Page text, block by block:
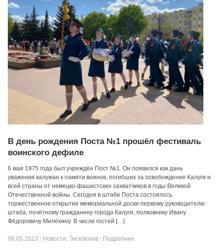
В день рождения Поста №1 прошёл фестиваль
воинского дефиле
6 мая 1975 года был учреждён Пост №1. Он появился как дань
уважения калужан к памяти воинов, погибших за освобождение Калуги и
всей страны от немецко-фашистских захватчиков в годы Великой
Отечественной войны. Сегодня в штабе Поста состоялось
торжественное открытие мемориальной доски первому руководителю
штаба, почётному гражданину города Калуги, полковнику Ивану
Фёдоровичу Милёхину. В числе гостей […]
06.05.2023 Новости, Эксклюзив Подробнее